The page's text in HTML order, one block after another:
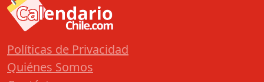
Políticas de Privacidad
Quiénes Somos